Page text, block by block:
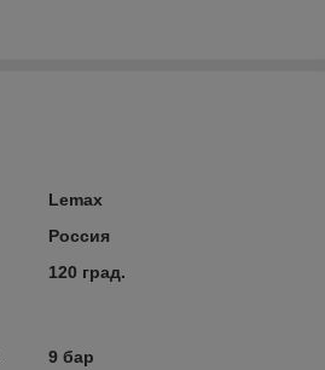
Lemax
Россия
120 град.
9 бар